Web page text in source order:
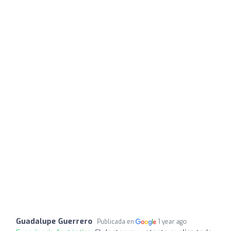
Guadalupe Guerrero Publicada en 1 year ago